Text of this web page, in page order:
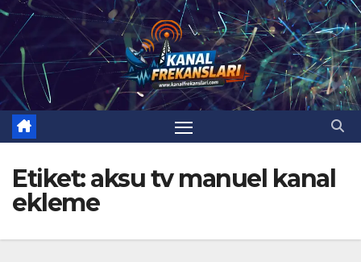
Skip
content
Etiket:aksu tv manuel kanal
ekleme